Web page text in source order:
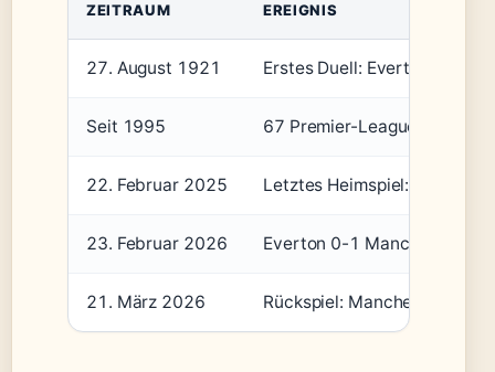
ZEITRAUM EREIGNIS
27. August 1921 Erstes Duell: Everton
Seit 1995 67 Premier-League-Duelle,
22. Februar 2025 Letztes Heimspiel: Everton
23. Februar 2026 Everton 0-1 Manchester
21. März 2026 Rückspiel: Manchester